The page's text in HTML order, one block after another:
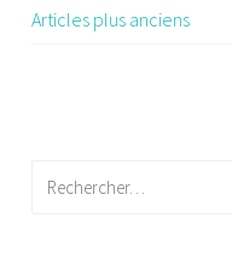
gastronomique
Navigation
Articles plus anciens